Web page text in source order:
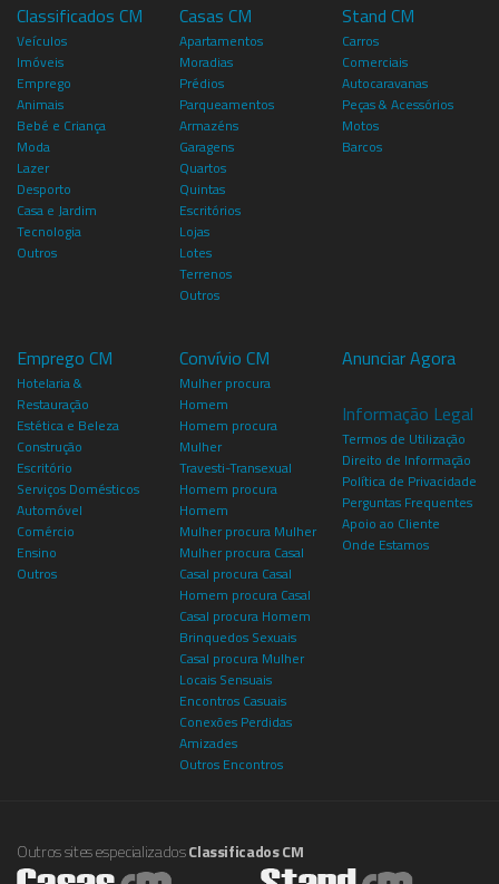
Classificados CM
Veículos
Imóveis
Emprego
Animais
Bebé e Criança
Moda
Lazer
Desporto
Casa e Jardim
Tecnologia
Outros
Casas CM
Apartamentos
Moradias
Prédios
Parqueamentos
Armazéns
Garagens
Quartos
Quintas
Escritórios
Lojas
Lotes
Terrenos
Outros
Stand CM
Carros
Comerciais
Autocaravanas
Peças & Acessórios
Motos
Barcos
Emprego CM
Hotelaria &
Restauração
Estética e Beleza
Construção
Escritório
Serviços Domésticos
Automóvel
Comércio
Ensino
Outros
Convívio CM
Mulher procura
Homem
Homem procura
Mulher
Travesti-Transexual
Homem procura
Homem
Mulher procura Mulher
Mulher procura Casal
Casal procura Casal
Homem procura Casal
Casal procura Homem
Brinquedos Sexuais
Casal procura Mulher
Locais Sensuais
Encontros Casuais
Conexões Perdidas
Amizades
Outros Encontros
Anunciar Agora
Informação Legal
Termos de Utilização
Direito de Informação
Política de Privacidade
Perguntas Frequentes
Apoio ao Cliente
Onde Estamos
Outros sites especializadosClassificados CM